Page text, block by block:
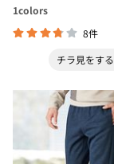
1colors
8件
チラ見をする